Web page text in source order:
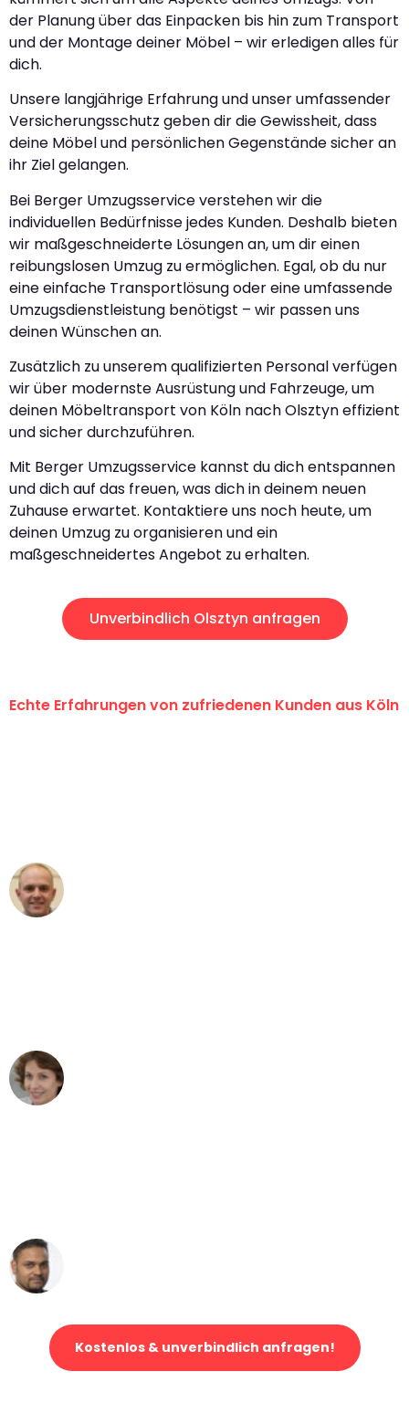
der Planung über das Einpacken bis hin zum Transport
und der Montage deiner Möbel – wir erledigen alles für
dich.
Unsere langjährige Erfahrung und unser umfassender
Versicherungsschutz geben dir die Gewissheit, dass
deine Möbel und persönlichen Gegenstände sicher an
ihr Ziel gelangen.
Bei Berger Umzugsservice verstehen wir die
individuellen Bedürfnisse jedes Kunden. Deshalb bieten
wir maßgeschneiderte Lösungen an, um dir einen
reibungslosen Umzug zu ermöglichen. Egal, ob du nur
eine einfache Transportlösung oder eine umfassende
Umzugsdienstleistung benötigst – wir passen uns
deinen Wünschen an.
Zusätzlich zu unserem qualifizierten Personal verfügen
wir über modernste Ausrüstung und Fahrzeuge, um
deinen Möbeltransport von Köln nach Olsztyn effizient
und sicher durchzuführen.
Mit Berger Umzugsservice kannst du dich entspannen
und dich auf das freuen, was dich in deinem neuen
Zuhause erwartet. Kontaktiere uns noch heute, um
deinen Umzug zu organisieren und ein
maßgeschneidertes Angebot zu erhalten.
Unverbindlich Olsztyn anfragen
Echte Erfahrungen von zufriedenen Kunden aus Köln
Kostenlos & unverbindlich anfragen!